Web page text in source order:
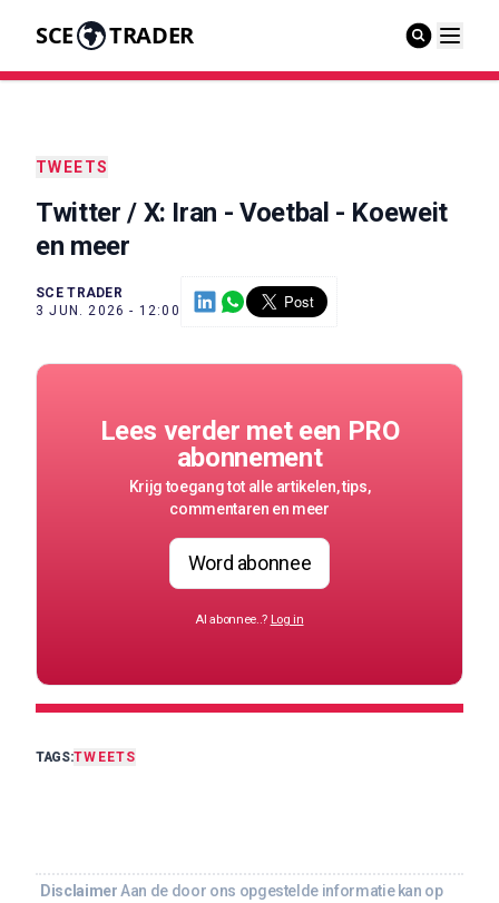
SCE TRADER
TWEETS
Twitter / X: Iran - Voetbal - Koeweit
en meer
SCE TRADER
3 JUN. 2026 - 12:00
Lees verder met een PRO
abonnement
Krijg toegang tot alle artikelen, tips,
commentaren en meer
Word abonnee
Al abonnee..? Log in
TAGS:TWEETS
Disclaimer Aan de door ons opgestelde informatie kan op